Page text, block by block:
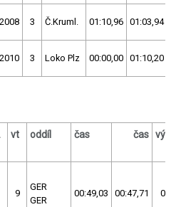
2008 3 Č.Kruml. 01:10,96 01:03,94
2010 3 Loko Plz 00:00,00 01:10,20
vt oddíl čas čas
9
GER
GER
00:49,03 00:47,71